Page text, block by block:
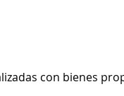
con bienes